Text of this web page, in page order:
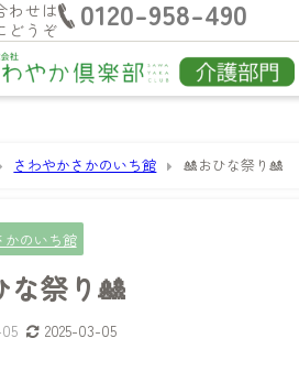
わせは
どうぞ
0120-958-490
さわやかさかのいち館 🎎おひな祭り🎎
かのいち館
な祭り🎎
2025-03-05